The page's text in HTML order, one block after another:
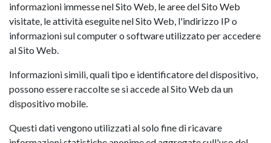
informazioni immesse nel Sito Web, le aree del Sito Web
visitate, le attività eseguite nel Sito Web, l'indirizzo IP o
informazioni sul computer o software utilizzato per accedere
al Sito Web.
Informazioni simili, quali tipo e identificatore del dispositivo,
possono essere raccolte se si accede al Sito Web da un
dispositivo mobile.
Questi dati vengono utilizzati al solo fine di ricavare